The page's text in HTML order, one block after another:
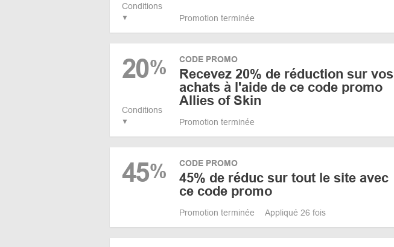
Conditions
Promotion terminée
20%
Conditions
CODE PROMO
Recevez 20% de réduction sur vos
achats à l'aide de ce code promo
Allies of Skin
Promotion terminée
45% CODE PROMO
45% de réduc sur tout le site avec
ce code promo
Promotion terminée Appliqué 26 fois